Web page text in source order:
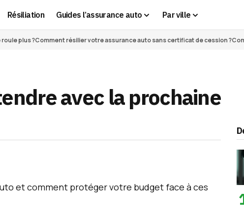
Résiliation Guides l’assurance auto Par ville
plus ?Comment résilier votre assurance auto sans certificat de cession ?
avec la prochaine